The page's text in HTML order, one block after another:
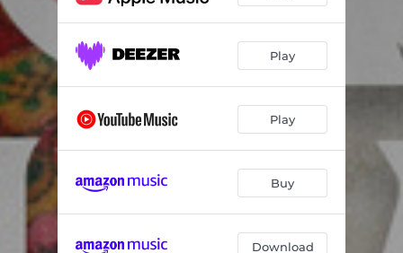
Play
Play
Buy
Download